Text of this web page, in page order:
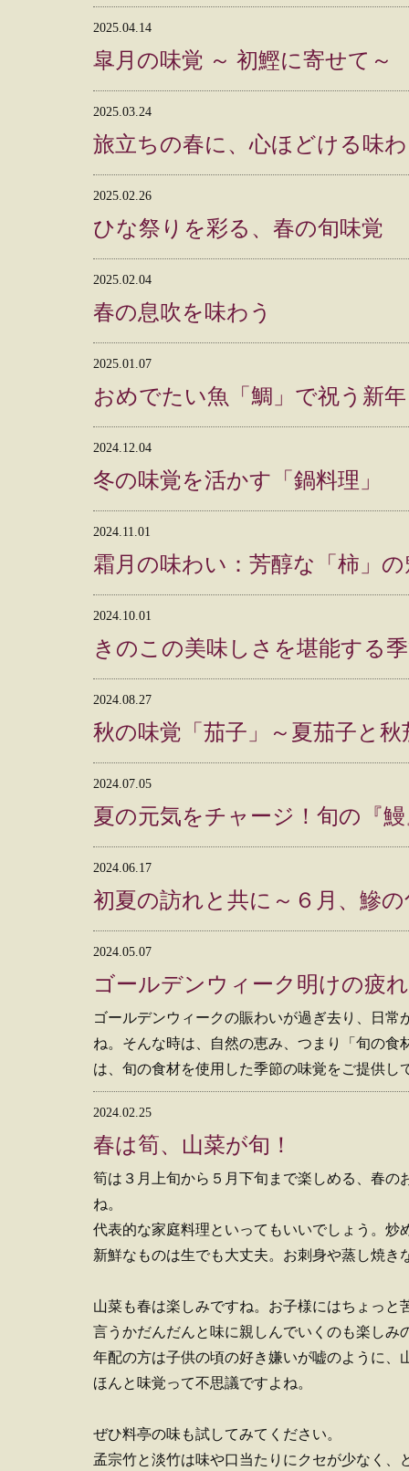
2025.04.14
皐月の味覚 ～ 初鰹に寄せて～
2025.03.24
旅立ちの春に、心ほどける味
2025.02.26
ひな祭りを彩る、春の旬味覚
2025.02.04
春の息吹を味わう
2025.01.07
おめでたい魚「鯛」で祝う新年
2024.12.04
冬の味覚を活かす「鍋料理」
2024.11.01
霜月の味わい：芳醇な「柿」の
2024.10.01
きのこの美味しさを堪能する
2024.08.27
秋の味覚「茄子」～夏茄子と
2024.07.05
夏の元気をチャージ！旬の『
2024.06.17
初夏の訪れと共に～６月、鰺
2024.05.07
ゴールデンウィーク明けの疲
ゴールデンウィークの賑わいが過ぎ去り、日
ね。そんな時は、自然の恵み、つまり「旬の
は、旬の食材を使用した季節の味覚をご提供し
2024.02.25
春は筍、山菜が旬！
筍は３月上旬から５月下旬まで楽しめる、春
ね。
代表的な家庭料理といってもいいでしょう。
新鮮なものは生でも大丈夫。お刺身や蒸し焼
山菜も春は楽しみですね。お子様にはちょっ
言うかだんだんと味に親しんでいくのも楽しみ
年配の方は子供の頃の好き嫌いが嘘のように、
ほんと味覚って不思議ですよね。
ぜひ料亭の味も試してみてください。
孟宗竹と淡竹は味や口当たりにクセが少なく、